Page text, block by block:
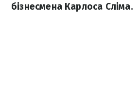
бізнесмена Карлоса Сліма.